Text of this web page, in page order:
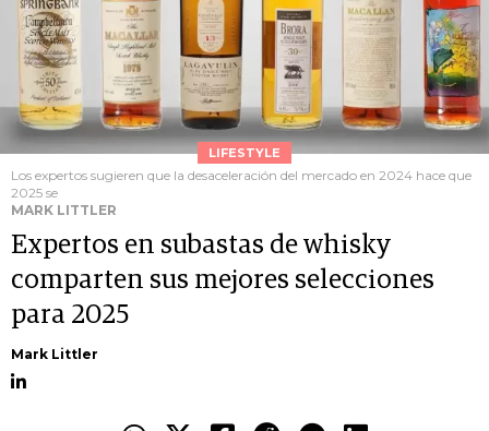
LIFESTYLE
Los expertos sugieren que la desaceleración del mercado en 2024 hace que
2025 se
MARK LITTLER
Expertos en subastas de whisky
comparten sus mejores selecciones
para 2025
Mark Littler